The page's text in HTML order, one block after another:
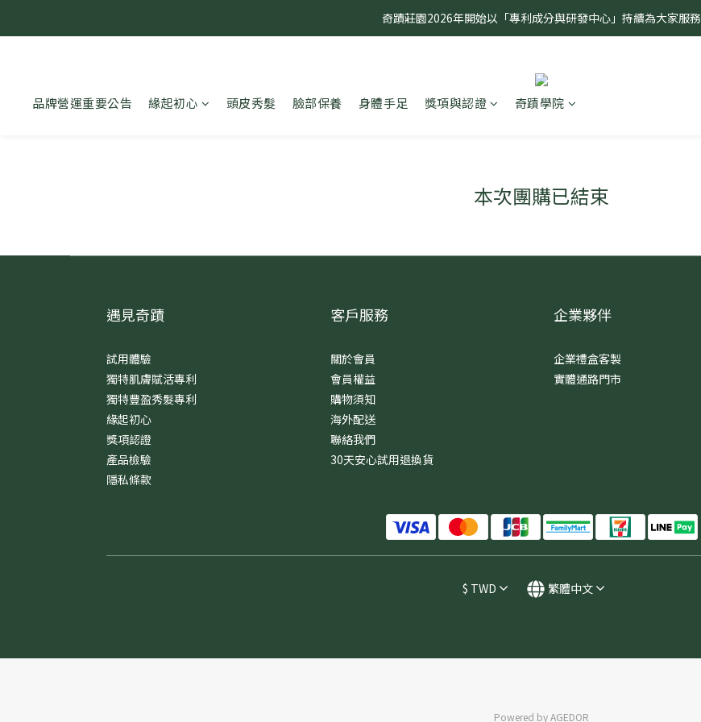
奇蹟莊園2026年開始以「專利成分與研發中心」持續為大家服務
奇蹟莊園2026年開始以「專利成分與研發中心」持續為大家服務
奇蹟莊園2026年開始以「專利成分與研發中心」持續為大家服務
品牌營運重要公告 緣起初心 頭皮秀髮 臉部保養 身體手足 獎項與認證 奇蹟學院
本次團購已結束
遇見奇蹟
試用體驗
獨特肌膚賦活專利
獨特豐盈秀髮專利
緣起初心
獎項認證
產品檢驗
隱私條款
客戶服務
關於會員
會員權益
購物須知
海外配送
聯絡我們
30天安心試用退換貨
企業夥伴
企業禮盒客製
實體通路門市
$ TWD 繁體中文
Powered by AGEDOR